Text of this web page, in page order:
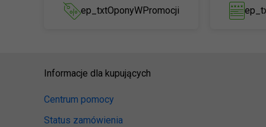
ep_txtOponyWPromocji
Informacje dla kupujących
Centrum pomocy
Status zamówienia